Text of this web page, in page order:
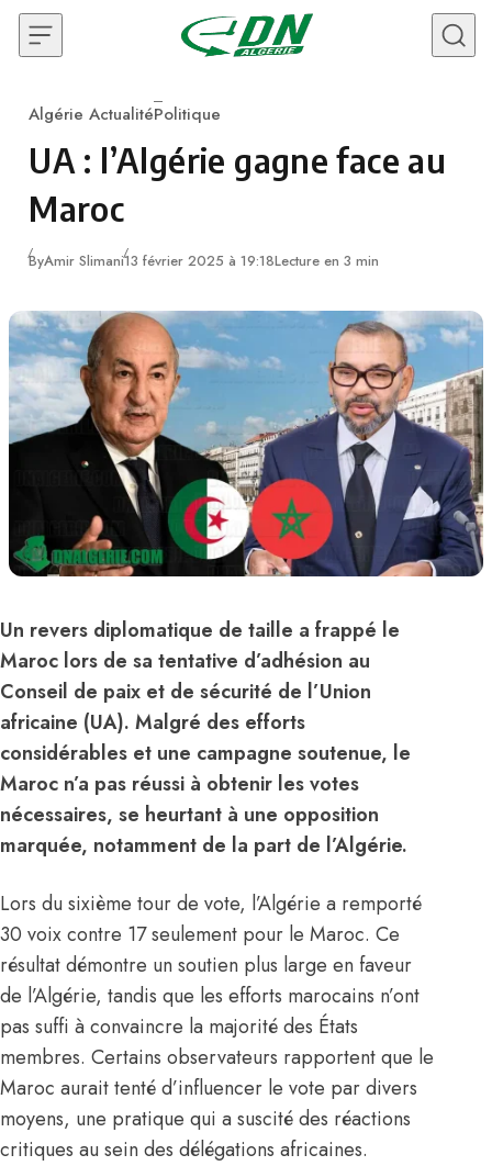
Skip to content
Category
Algérie ActualitéPolitique
UA : l’Algérie gagne face au
Maroc
ByAmir Slimani13 février 2025 à 19:18Lecture en 3 min
Un revers diplomatique de taille a frappé le
Maroc lors de sa tentative d’adhésion au
Conseil de paix et de sécurité de l’Union
africaine (UA). Malgré des efforts
considérables et une campagne soutenue, le
Maroc n’a pas réussi à obtenir les votes
nécessaires, se heurtant à une opposition
marquée, notamment de la part de l’Algérie.
Lors du sixième tour de vote, l’Algérie a remporté
30 voix contre 17 seulement pour le Maroc. Ce
résultat démontre un soutien plus large en faveur
de l’Algérie, tandis que les efforts marocains n’ont
pas suffi à convaincre la majorité des États
membres. Certains observateurs rapportent que le
Maroc aurait tenté d’influencer le vote par divers
moyens, une pratique qui a suscité des réactions
critiques au sein des délégations africaines.